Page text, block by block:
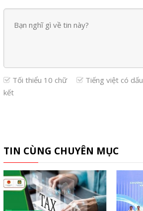
Tối thiểu 10 chữ Tiếng việt có dấu
kết
TIN CÙNG CHUYÊN MỤC